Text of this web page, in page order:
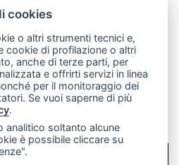
LeccoOnline
RSS
policy
SCRIVICI
cookies
o altri strumenti tecnici e,
cookie di profilazione o altri
anche di terze parti, per
e offrirti servizi in linea
per il monitoraggio dei
Se vuoi saperne di più
.
analitico soltanto alcune
è possibile cliccare su